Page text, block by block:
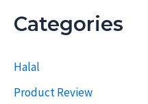
p
e
d
Categories
Halal
Product Review